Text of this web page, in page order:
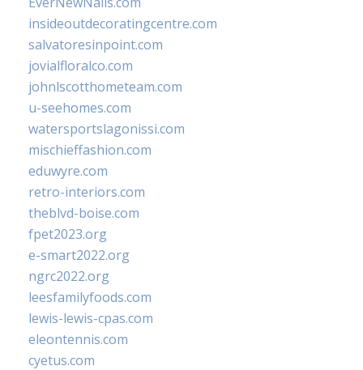
insideoutdecoratingcentre.com
salvatoresinpoint.com
jovialfloralco.com
johnlscotthometeam.com
u-seehomes.com
watersportslagonissi.com
mischieffashion.com
eduwyre.com
retro-interiors.com
theblvd-boise.com
fpet2023.org
e-smart2022.org
ngrc2022.org
leesfamilyfoods.com
lewis-lewis-cpas.com
eleontennis.com
cyetus.com